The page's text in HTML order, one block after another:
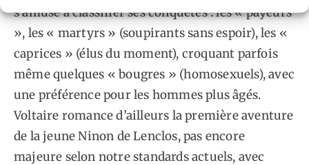
s’amuse à classifier ses conquêtes : les « payeurs
», les « martyrs » (soupirants sans espoir), les «
caprices » (élus du moment), croquant parfois
même quelques « bougres » (homosexuels), avec
une préférence pour les hommes plus âgés.
Voltaire romance d’ailleurs la première aventure
de la jeune Ninon de Lenclos, pas encore
majeure selon notre standards actuels, avec